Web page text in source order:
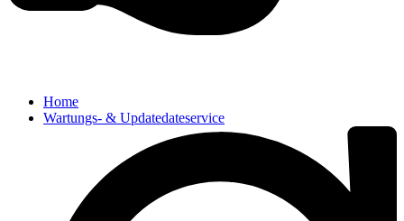
Home
Wartungs- & Updatedateservice